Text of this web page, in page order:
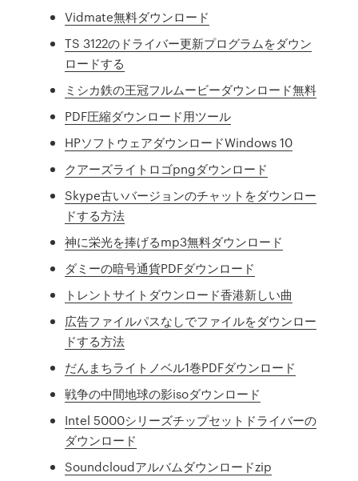
Vidmate無料ダウンロード
TS 3122のドライバー更新プログラムをダウン
ロードする
ミシカ鉄の王冠フルムービーダウンロード無料
PDF圧縮ダウンロード用ツール
HPソフトウェアダウンロードWindows 10
クアーズライトロゴpngダウンロード
Skype古いバージョンのチャットをダウンロー
ドする方法
神に栄光を捧げるmp3無料ダウンロード
ダミーの暗号通貨PDFダウンロード
トレントサイトダウンロード香港新しい曲
広告ファイルパスなしでファイルをダウンロー
ドする方法
だんまちライトノベル1巻PDFダウンロード
戦争の中間地球の影isoダウンロード
Intel 5000シリーズチップセットドライバーの
ダウンロード
Soundcloudアルバムダウンロードzip